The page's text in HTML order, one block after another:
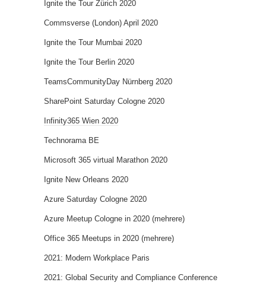
Ignite the Tour Zürich 2020
Commsverse (London) April 2020
Ignite the Tour Mumbai 2020
Ignite the Tour Berlin 2020
TeamsCommunityDay Nürnberg 2020
SharePoint Saturday Cologne 2020
Infinity365 Wien 2020
Technorama BE
Microsoft 365 virtual Marathon 2020
Ignite New Orleans 2020
Azure Saturday Cologne 2020
Azure Meetup Cologne in 2020 (mehrere)
Office 365 Meetups in 2020 (mehrere)
2021: Modern Workplace Paris
2021: Global Security and Compliance Conference